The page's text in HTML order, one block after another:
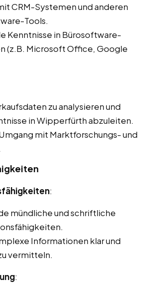
CRM-Systemen und anderen
Tools.
Kenntnisse in Bürosoftware-
(z.B. Microsoft Office, Google
zu analysieren und
in Wipperfürth abzuleiten.
mit Marktforschungs- und
:
mündliche und schriftliche
Informationen klar und
vermitteln.
: